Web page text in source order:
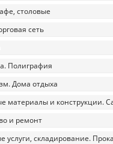
столовые
сеть
Полиграфия
Дома отдыха
материалы и конструкции.
и ремонт
услуги, складирование.